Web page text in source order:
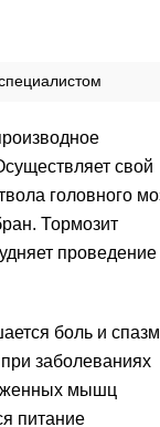
свой
головного
Тормозит
проведение
боль и
заболеваниях
мышц
питание